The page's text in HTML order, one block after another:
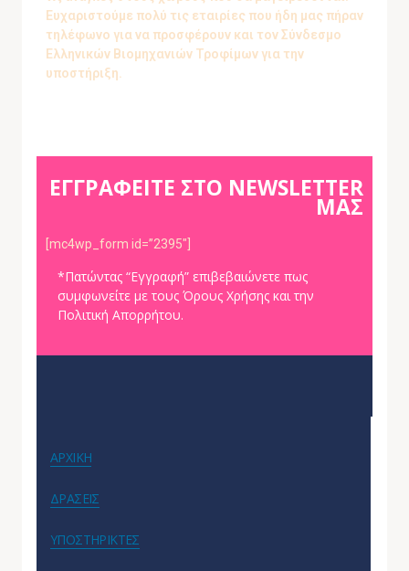
Ευχαριστούμε πολύ τις εταιρίες που ήδη μας πήραν
τηλέφωνο για να προσφέρουν και τον Σύνδεσμο
Ελληνικών Βιομηχανιών Τροφίμων για την
υποστήριξη.
ΕΓΓΡΑΦΕΙΤΕ ΣΤΟ NEWSLETTER
ΜΑΣ
[mc4wp_form id=”2395″]
*Πατώντας “Εγγραφή” επιβεβαιώνετε πως
συμφωνείτε με τους Όρους Χρήσης και την
Πολιτική Απορρήτου.
ΑΡΧΙΚΗ
ΔΡΑΣΕΙΣ
ΥΠΟΣΤΗΡΙΚΤΕΣ